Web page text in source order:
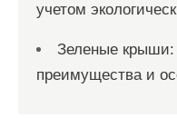
учетом
Зеленые крыши:
преимущества и